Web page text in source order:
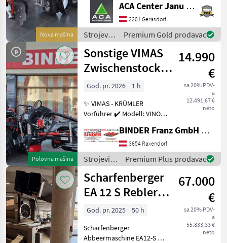
Nova mašina
Geräteträger, Aushub
hydraulisch Links und
Rechts, Arbeitsbreite 2400 -
3400 mm, inkl. Ventilblock
ACA Center Janu GmbH
2201 Gerasdorf
Strojevi
za
vinogradarstvo
/
Clemens
Premium Gold prodavac
Polovna mašina
Sonstige VIMAS
Zwischenstock-
KRÜMLER
14.990
€
sa 20% PDV-
a
12.491,67 €
neto
God. pr. 2026
1 h
✨ VIMAS - KRÜMLER
Vorführer ✔️ Modell: VINO -
serienmäßiger Ausführung
✔️ Heckanbau - einseitig ✔️
Hohe
Arbeitsgeschwindigkeit bis
zu 5, 5
BINDER Franz GmbH & CoKG
3654 Raxendorf
Strojevi
za
vinogradarstvo
/ Sonstige
Premium Plus prodavac
Scharfenberger
EA 12 S Rebler +
Rollensortierer
67.000
€
sa 20% PDV-
a
55.833,33 €
neto
God. pr. 2025
50 h
Scharfenberger
Abbeermaschine EA12-S mit